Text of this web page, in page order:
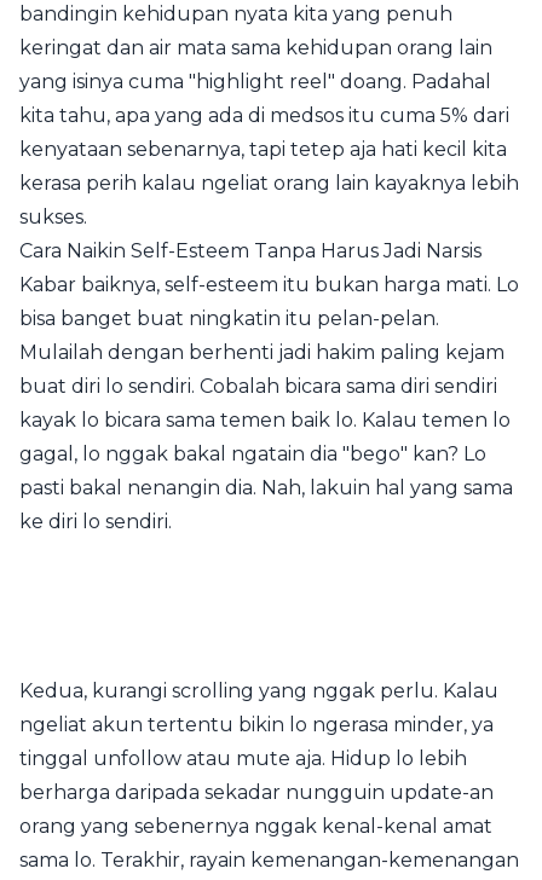
bandingin kehidupan nyata kita yang penuh
keringat dan air mata sama kehidupan orang lain
yang isinya cuma "highlight reel" doang. Padahal
kita tahu, apa yang ada di medsos itu cuma 5% dari
kenyataan sebenarnya, tapi tetep aja hati kecil kita
kerasa perih kalau ngeliat orang lain kayaknya lebih
sukses.
Cara Naikin Self-Esteem Tanpa Harus Jadi Narsis
Kabar baiknya, self-esteem itu bukan harga mati. Lo
bisa banget buat ningkatin itu pelan-pelan.
Mulailah dengan berhenti jadi hakim paling kejam
buat diri lo sendiri. Cobalah bicara sama diri sendiri
kayak lo bicara sama temen baik lo. Kalau temen lo
gagal, lo nggak bakal ngatain dia "bego" kan? Lo
pasti bakal nenangin dia. Nah, lakuin hal yang sama
ke diri lo sendiri.
Kedua, kurangi scrolling yang nggak perlu. Kalau
ngeliat akun tertentu bikin lo ngerasa minder, ya
tinggal unfollow atau mute aja. Hidup lo lebih
berharga daripada sekadar nungguin update-an
orang yang sebenernya nggak kenal-kenal amat
sama lo. Terakhir, rayain kemenangan-kemenangan